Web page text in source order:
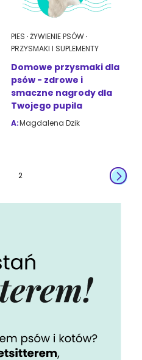
PIES ŻYWIENIE PSÓW
PRZYSMAKI I SUPLEMENTY
Domowe przysmaki dla
psów - zdrowe i
smaczne nagrody dla
Twojego pupila
A:Magdalena Dzik
2